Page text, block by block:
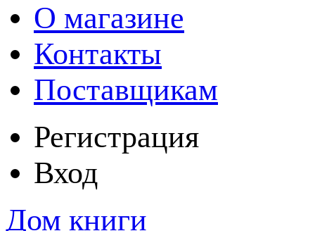
О магазине
Контакты
Поставщикам
Регистрация
Вход
Дом книги